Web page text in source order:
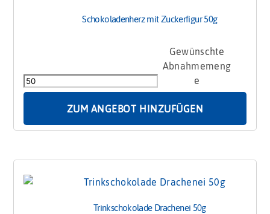
Schokoladenherz mit Zuckerfigur 50g
Zuckerfigur
50g
ZUM ANGEBOT HINZUFÜGEN
Trinkschokolade Drachenei 50g